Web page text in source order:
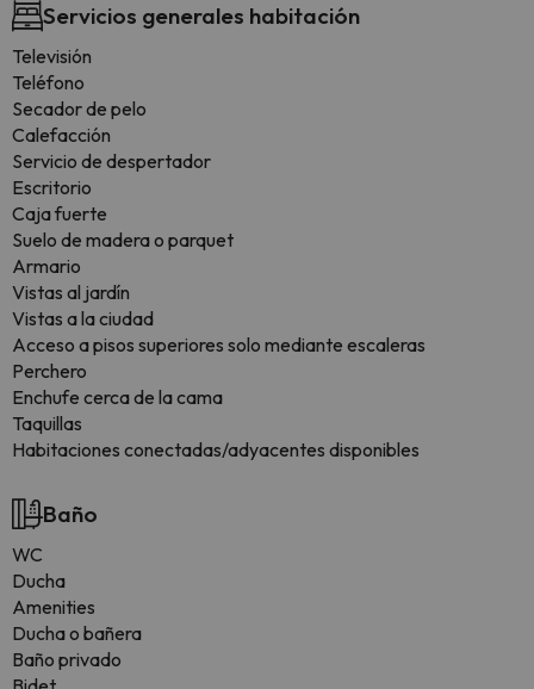
Servicios generales habitación
Televisión
Teléfono
Secador de pelo
Calefacción
Servicio de despertador
Escritorio
Caja fuerte
Suelo de madera o parquet
Armario
Vistas al jardín
Vistas a la ciudad
Acceso a pisos superiores solo mediante escaleras
Perchero
Enchufe cerca de la cama
Taquillas
Habitaciones conectadas/adyacentes disponibles
Baño
WC
Ducha
Amenities
Ducha o bañera
Baño privado